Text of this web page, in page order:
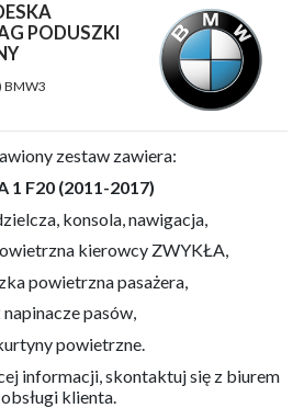
PODUSZKI
BMW3
zestaw zawiera:
1 F20 (2011-2017)
konsola, nawigacja,
kierowcy ZWYKŁA,
powietrzna pasażera,
napinacze pasów,
powietrzne.
informacji, skontaktuj się z biurem
obsługi klienta.